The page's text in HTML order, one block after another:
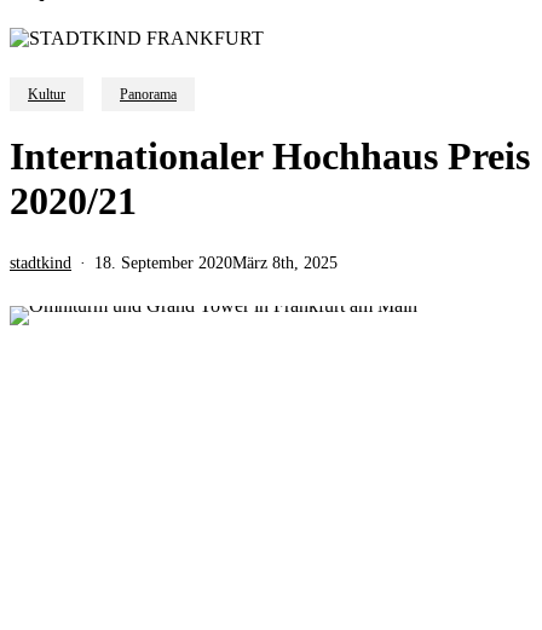
Kultur Panorama
Internationaler Hochhaus Preis
2020/21
stadtkind 18. September 2020März 8th, 2025